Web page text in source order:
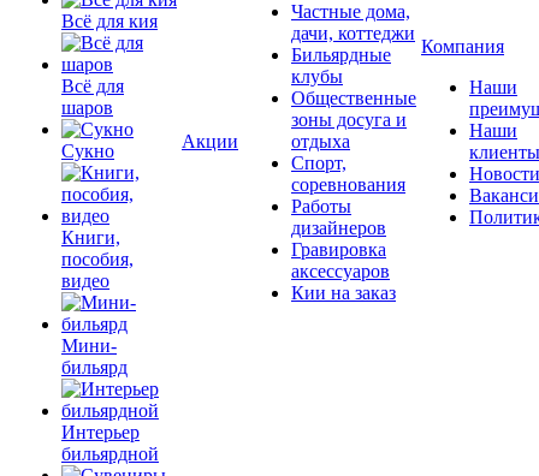
Всё для кия
Всё для
шаров
Сукно
Книги,
пособия,
видео
Мини-
бильярд
Интерьер
бильярдной
Акции
Частные дома,
дачи, коттеджи
Бильярдные
клубы
Общественные
зоны досуга и
отдыха
Спорт,
соревнования
Работы
дизайнеров
Гравировка
аксессуаров
Кии на заказ
Компания
Наши
Наши
клиенты
Новости